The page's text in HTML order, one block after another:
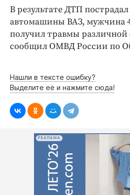
Работодатель года
В результате ДТП
автомашины ВАЗ, мужчина
получил травмы
сообщил ОМВД России по
Нашли в тексте ошибку?
Выделите её и нажмите сюда!
РЕКЛАМА